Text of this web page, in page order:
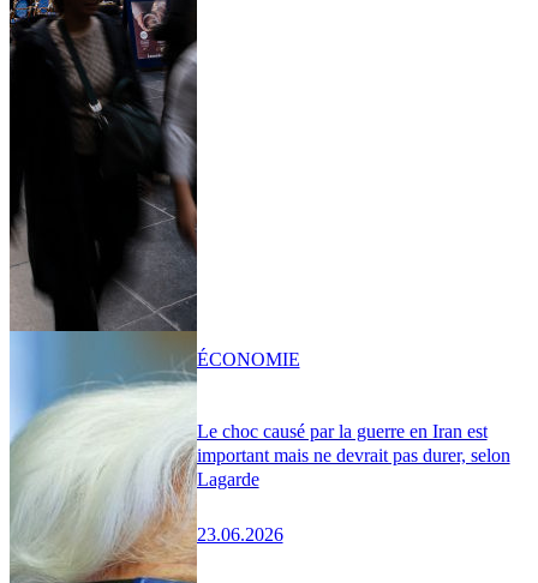
Le choc causé par la guerre en Iran est
important mais ne devrait pas durer, selon
Lagarde
23.06.2026
ÉCONOMIE